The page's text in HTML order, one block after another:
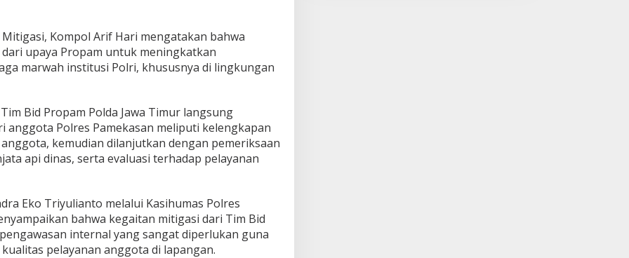
Kompol Arif Hari mengatakan bahwa
upaya Propam untuk meningkatkan
marwah institusi Polri, khususnya di lingkungan
Bid Propam Polda Jawa Timur langsung
anggota Polres Pamekasan meliputi kelengkapan
kemudian dilanjutkan dengan pemeriksaan
api dinas, serta evaluasi terhadap pelayanan
Eko Triyulianto melalui Kasihumas Polres
bahwa kegaitan mitigasi dari Tim Bid
internal yang sangat diperlukan guna
pelayanan anggota di lapangan.